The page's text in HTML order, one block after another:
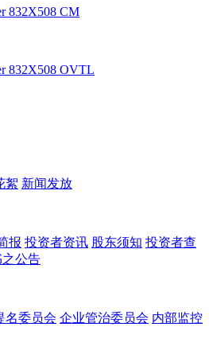
絮 新闻发放
报 投资者资讯 股东须知 投资者查
公告
名委员会 企业管治委员会 内部监控